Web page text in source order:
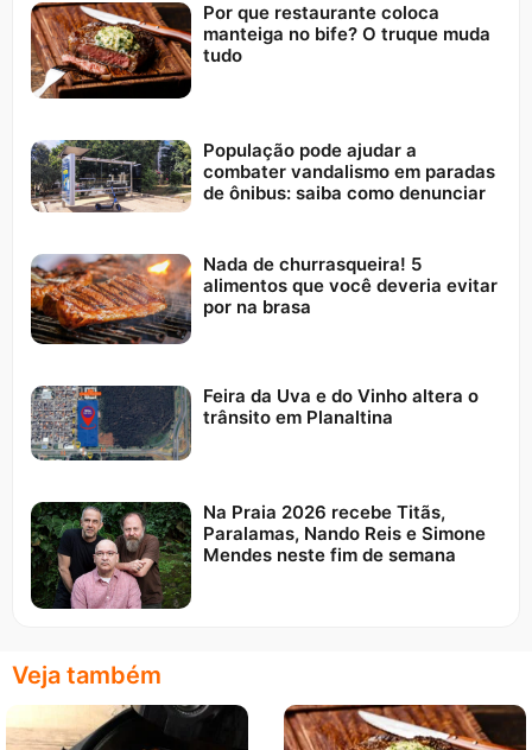
Por que restaurante coloca
manteiga no bife? O truque muda
tudo
População pode ajudar a
combater vandalismo em paradas
de ônibus: saiba como denunciar
Nada de churrasqueira! 5
alimentos que você deveria evitar
por na brasa
Feira da Uva e do Vinho altera o
trânsito em Planaltina
Na Praia 2026 recebe Titãs,
Paralamas, Nando Reis e Simone
Mendes neste fim de semana
Veja também